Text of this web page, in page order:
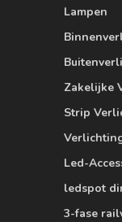
Lampen
Zakelijke
Strip
Led-
ledspot
3-fase